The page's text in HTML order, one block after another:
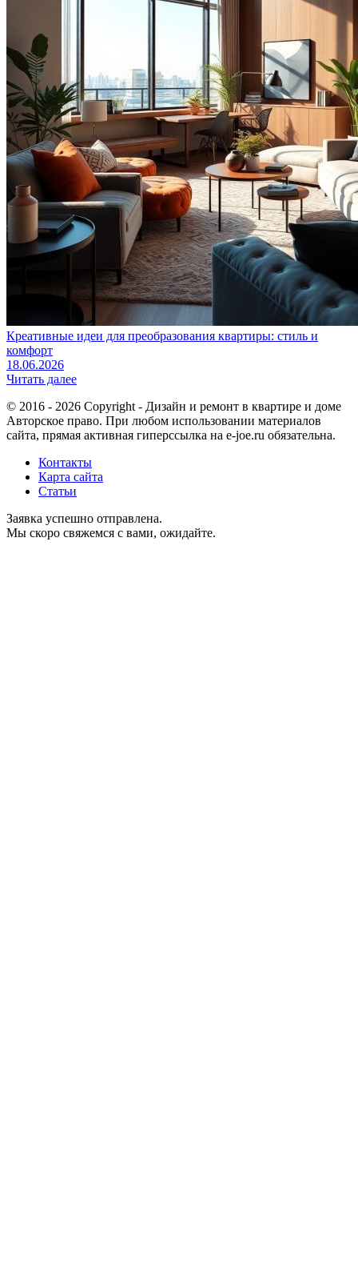
Креативные идеи для преобразования квартиры: стиль и
комфорт
18.06.2026
Читать далее
© 2016 - 2026 Copyright - Дизайн и ремонт в квартире и доме
Авторское право. При любом использовании материалов
сайта, прямая активная гиперссылка на e-joe.ru обязательна.
Контакты
Карта сайта
Статьи
Заявка успешно отправлена.
Мы скоро свяжемся с вами, ожидайте.